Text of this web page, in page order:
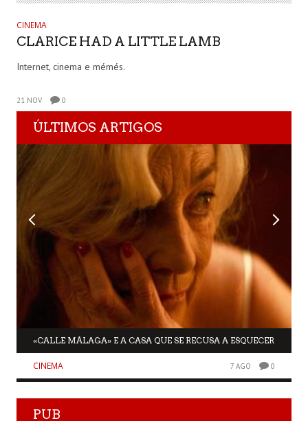
CINEMA
CLARICE HAD A LITTLE LAMB
Internet, cinema e mémés.
21 NOV 0
ÚLTIMOS ARTIGOS
«CALLE MÁLAGA» E A CASA QUE SE RECUSA A ESQUECER
CINEMA 7 AGO 0
PUB